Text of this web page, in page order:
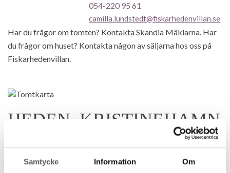
Samtycke Information Om
054-220 95 61
camilla.lundstedt@fiskarhedenvillan.se
Har du frågor om tomten? Kontakta Skandia Mäklarna. Har
du frågor om huset? Kontakta någon av säljarna hos oss på
Fiskarhedenvillan.
HEDEN, KRISTINEHAMN
Stor villatomt vid Heden i
Kristinehamn!